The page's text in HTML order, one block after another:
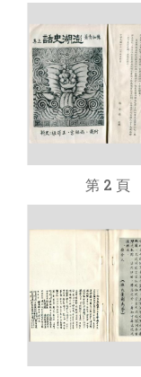
第 2 頁